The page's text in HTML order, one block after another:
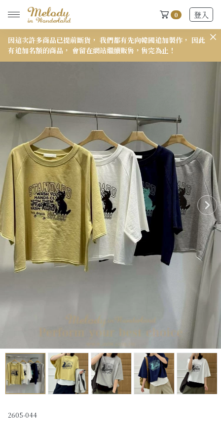
0 登入
2026 S/S-03 盛夏新品
618快閃新品最後現貨
2026 S/S-02 最後現貨
2026 S/S-01 最後現貨
施華洛世奇水晶飾品區
Past Collections
全部
現貨專區-可快速出貨
Best Top20
最新消息
訂單查詢
關於我們
𝟭𝟱𝟭 小個子穿搭報告來了👋
2605-044